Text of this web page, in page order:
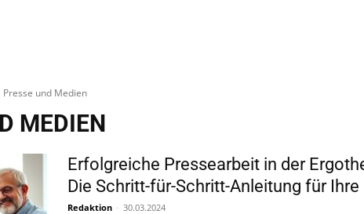
Presse und Medien
MEDIEN
Erfolgreiche Pressearbeit in der
Die Schritt-für-Schritt-Anleitung für Ihre
Redaktion - 30.03.2024